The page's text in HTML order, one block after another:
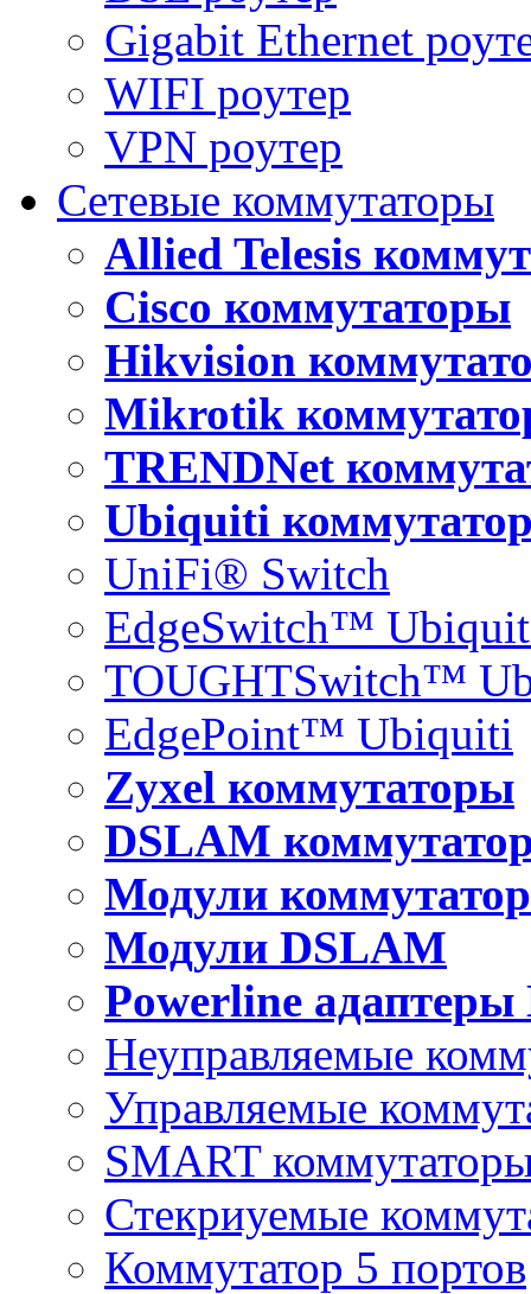
Gigabit Ethernet
WIFI роутер
VPN роутер
Сетевые коммутаторы
Allied Telesis
Cisco коммутаторы
Hikvision
Mikrotik
TRENDNet
Ubiquiti
UniFi® Switch
EdgeSwitch™
TOUGHTSwitch™
EdgePoint™ Ubiquiti
Zyxel коммутаторы
DSLAM
Модули
Модули DSLAM
Powerline адаптеры
Неуправляемые
Управляемые
SMART
Стекриуемые
Коммутатор 5 портов